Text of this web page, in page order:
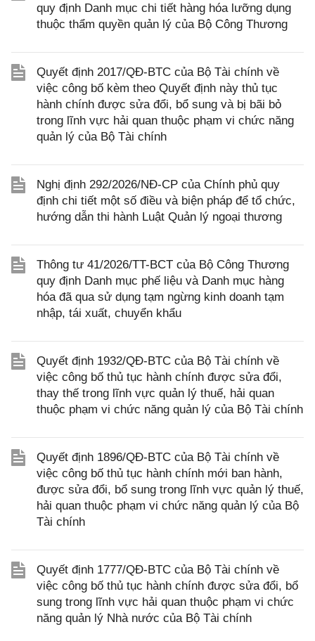
quy định Danh mục chi tiết hàng hóa lưỡng dụng
thuộc thẩm quyền quản lý của Bộ Công Thương
Quyết định 2017/QĐ-BTC của Bộ Tài chính về
việc công bố kèm theo Quyết định này thủ tục
hành chính được sửa đổi, bổ sung và bị bãi bỏ
trong lĩnh vực hải quan thuộc phạm vi chức năng
quản lý của Bộ Tài chính
Nghị định 292/2026/NĐ-CP của Chính phủ quy
định chi tiết một số điều và biện pháp để tổ chức,
hướng dẫn thi hành Luật Quản lý ngoại thương
Thông tư 41/2026/TT-BCT của Bộ Công Thương
quy định Danh mục phế liệu và Danh mục hàng
hóa đã qua sử dụng tạm ngừng kinh doanh tạm
nhập, tái xuất, chuyển khẩu
Quyết định 1932/QĐ-BTC của Bộ Tài chính về
việc công bố thủ tục hành chính được sửa đổi,
thay thế trong lĩnh vực quản lý thuế, hải quan
thuộc phạm vi chức năng quản lý của Bộ Tài chính
Quyết định 1896/QĐ-BTC của Bộ Tài chính về
việc công bố thủ tục hành chính mới ban hành,
được sửa đổi, bổ sung trong lĩnh vực quản lý thuế,
hải quan thuộc phạm vi chức năng quản lý của Bộ
Tài chính
Quyết định 1777/QĐ-BTC của Bộ Tài chính về
việc công bố thủ tục hành chính được sửa đổi, bổ
sung trong lĩnh vực hải quan thuộc phạm vi chức
năng quản lý Nhà nước của Bộ Tài chính